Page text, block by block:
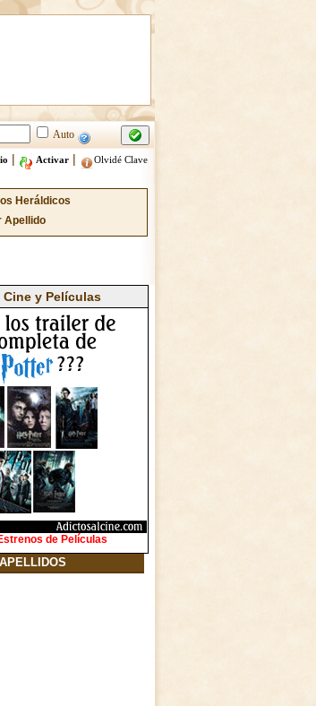
Auto
| Activar| Olvidé Clave
Heráldicos
Apellido
y Películas
de Películas